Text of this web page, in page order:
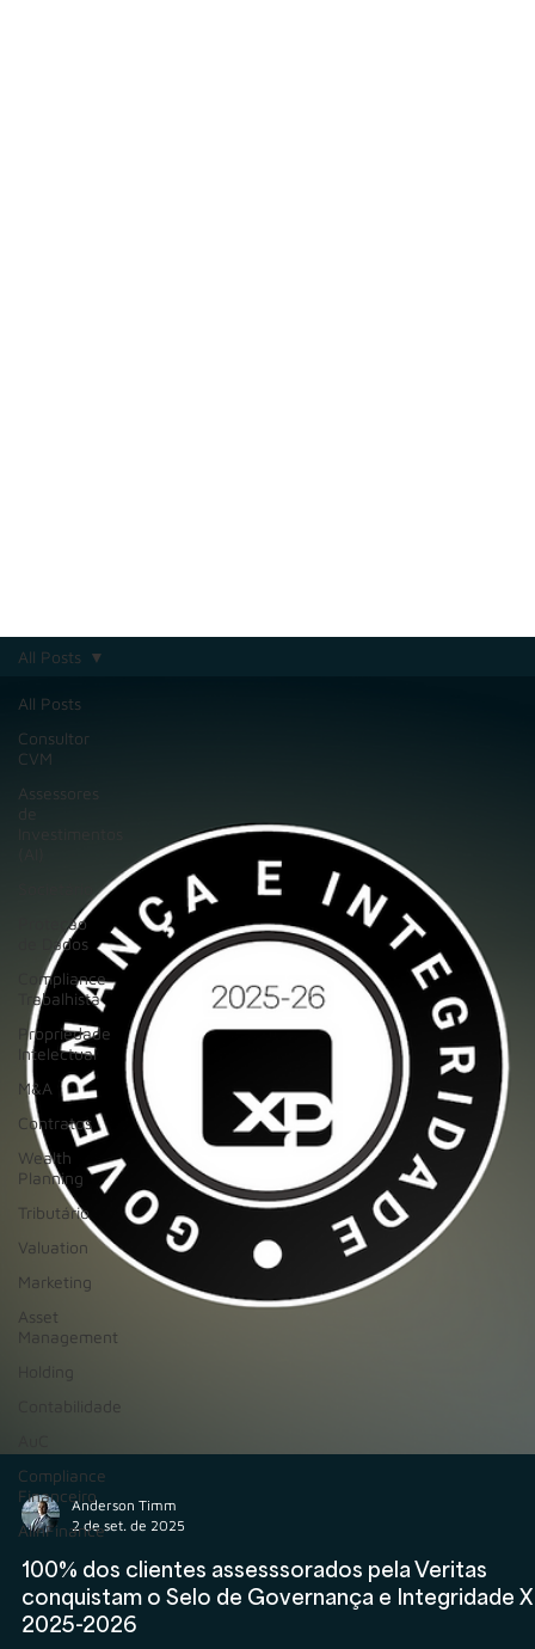
All Posts
Consultor
CVM
Assessores
de
Proteção
de Dados
Compliance
Trabalhista
Propriedade
Intelectual
M&A
Contratos
Wealth
Planning
Tributário
Valuation
Marketing
Asset
Management
Holding
Contabilidade
Compliance
Financeiro
AIInFinance
All Posts